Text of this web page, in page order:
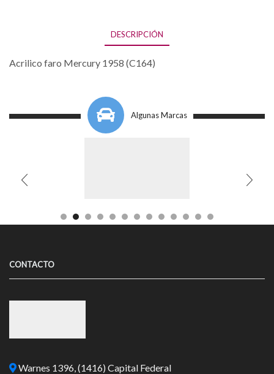
DESCRIPCIÓN
Acrilico faro Mercury 1958 (C164)
Algunas Marcas
CONTACTO
Warnes 1396, (1416) Capital Federal